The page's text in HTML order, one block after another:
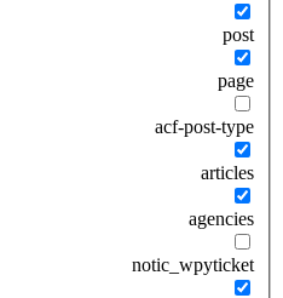
post
page
acf-post-type
articles
agencies
notic_wpyticket